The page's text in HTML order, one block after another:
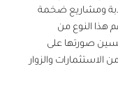
ومشاريع ضخمة
النوع من
صورتها على
والزوار